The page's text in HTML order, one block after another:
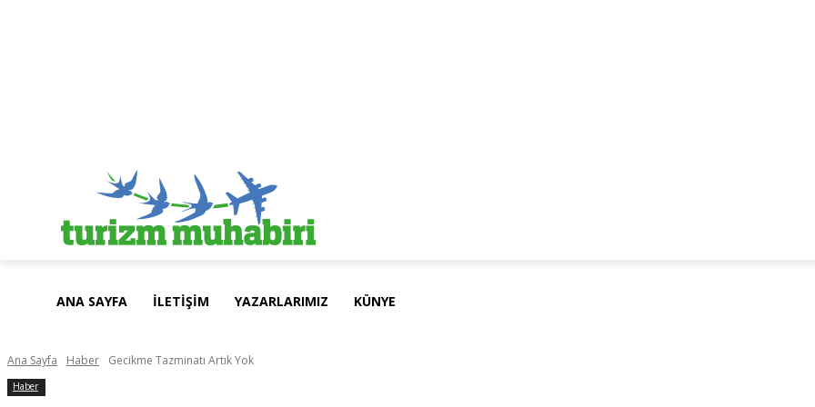
ANA SAYFA İLETIŞIM YAZARLARIMIZ KÜNYE
Ana Sayfa Haber Gecikme Tazminatı Artık Yok
Haber